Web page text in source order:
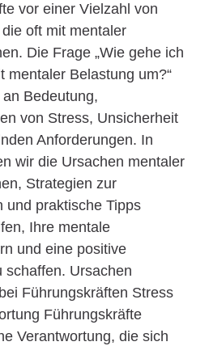
vor einer Vielzahl von
oft mit mentaler
Die Frage „Wie gehe ich
mentaler Belastung um?“
Bedeutung,
von Stress, Unsicherheit
Anforderungen. In
wir die Ursachen mentaler
Strategien zur
und praktische Tipps
Ihre mentale
und eine positive
schaffen. Ursachen
Führungskräften Stress
Führungskräfte
Verantwortung, die sich